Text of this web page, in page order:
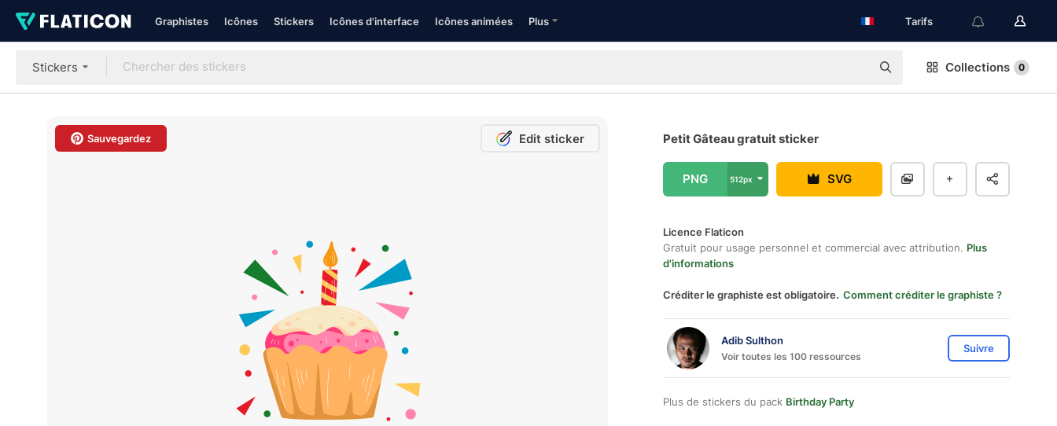
Graphistes Icônes Stickers Icônes d'interface Icônes animées Plus Tarifs
Stickers Collections 0
Sauvegardez Edit sticker Petit Gâteau gratuit sticker
PNG 512px SVG
Licence Flaticon
Gratuit pour usage personnel et commercial avec attribution. Plus
d'informations
Créditer le graphiste est obligatoire. Comment créditer le graphiste ?
Adib Sulthon
Voir toutes les 100 ressources
Suivre
Plus de stickers du pack Birthday Party